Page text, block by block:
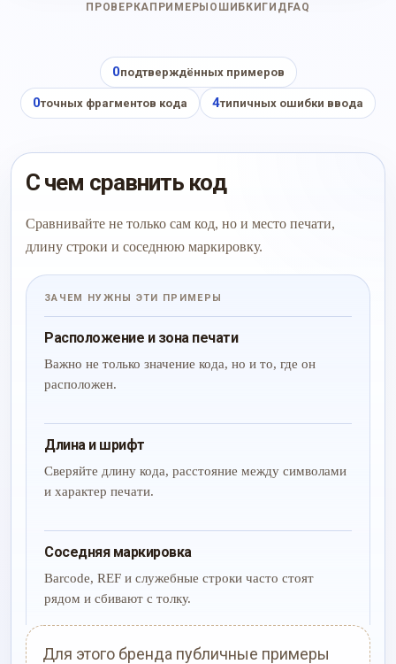
ПРОВЕРКА ПРИМЕРЫ ОШИБКИ ГИД FAQ
0подтверждённых примеров
0точных фрагментов кода 4типичных ошибки ввода
С чем сравнить код
Сравнивайте не только сам код, но и место печати,
длину строки и соседнюю маркировку.
ЗАЧЕМ НУЖНЫ ЭТИ ПРИМЕРЫ
Расположение и зона печати
Важно не только значение кода, но и то, где он
расположен.
Длина и шрифт
Сверяйте длину кода, расстояние между символами
и характер печати.
Соседняя маркировка
Barcode, REF и служебные строки часто стоят
рядом и сбивают с толку.
Для этого бренда публичные примеры